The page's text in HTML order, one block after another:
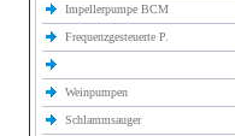
Impellerpumpe BCM
Frequenzgesteuerte P.
Weinpumpen
Schlammsauger